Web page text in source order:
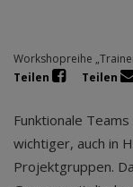
Workshopreihe
Teilen
Teilen
Funktionale
wichtiger, auch in
Projektgruppen.